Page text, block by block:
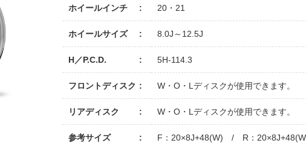
ホイールインチ 20・21
ホイールサイズ 8.0J～12.5J
H／P.C.D. 5H-114.3
フロントディスク W・O・Lディスクが使用できます。
リアディスク W・O・Lディスクが使用できます。
参考サイズ F：20×8J+48(W) / R：